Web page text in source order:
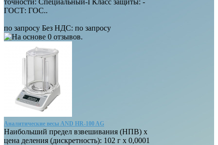
ГОСТ: ГОС..
по запросу Без НДС: по запросу
Аналитические весы AND HR-100 AG
Наибольший предел взвешивания (НПВ) х
цена деления (дискретность): 102 г х 0,0001